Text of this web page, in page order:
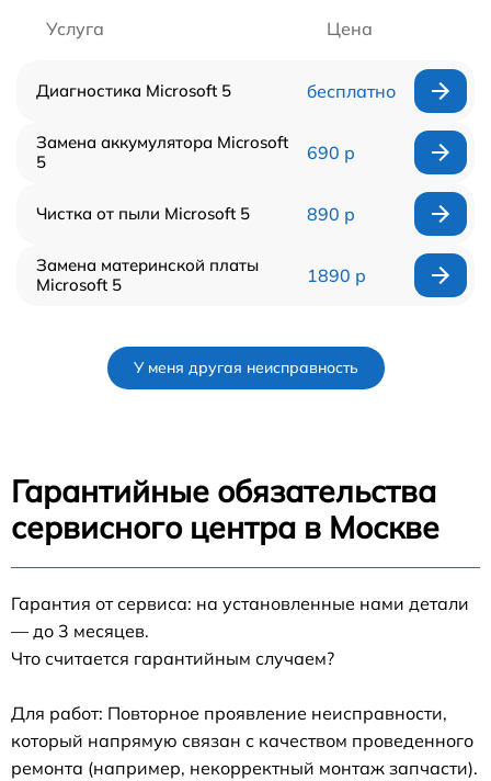
Услуга Цена
Диагностика Microsoft 5 бесплатно
Замена аккумулятора Microsoft
5
690 р
Чистка от пыли Microsoft 5 890 р
Замена материнской платы
Microsoft 5
1890 р
У меня другая неисправность
Гарантийные обязательства
сервисного центра в Москве
Гарантия от сервиса: на установленные нами детали
— до 3 месяцев.
Что считается гарантийным случаем?
Для работ: Повторное проявление неисправности,
который напрямую связан с качеством проведенного
ремонта (например, некорректный монтаж запчасти).